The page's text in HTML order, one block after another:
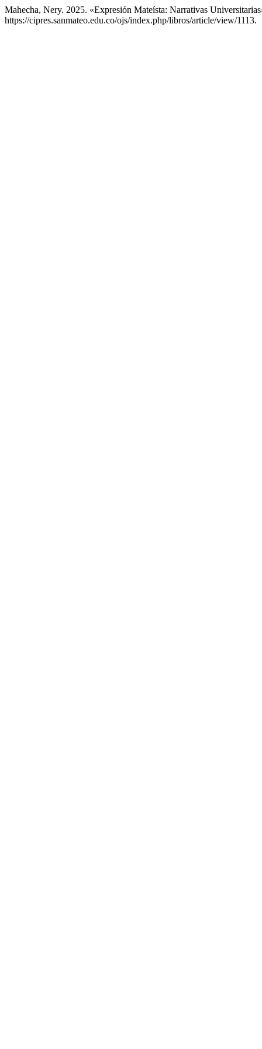
Mahecha, Nery. 2025. «Expresión Mateísta: Narrativas
https://cipres.sanmateo.edu.co/ojs/index.php/libros/article/view/1113.